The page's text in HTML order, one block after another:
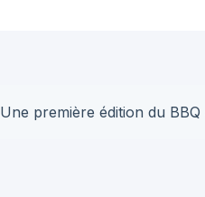
Une première édition du